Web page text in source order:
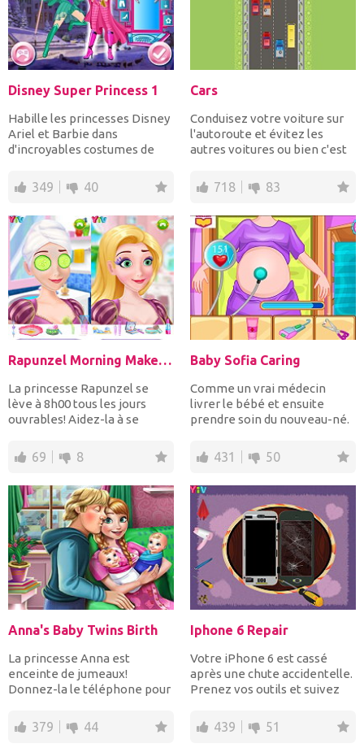
Disney Super Princess 1
Habille les princesses Disney
Ariel et Barbie dans
d'incroyables costumes de
349 40
Cars
Conduisez votre voiture sur
l'autoroute et évitez les
autres voitures ou bien c'est
718 83
Rapunzel Morning Makeup Fashion
La princesse Rapunzel se
lève à 8h00 tous les jours
ouvrables! Aidez-la à se
69 8
Baby Sofia Caring
Comme un vrai médecin
livrer le bébé et ensuite
prendre soin du nouveau-né.
431 50
Anna's Baby Twins Birth
La princesse Anna est
enceinte de jumeaux!
Donnez-la le téléphone pour
379 44
Iphone 6 Repair
Votre iPhone 6 est cassé
après une chute accidentelle.
Prenez vos outils et suivez
439 51